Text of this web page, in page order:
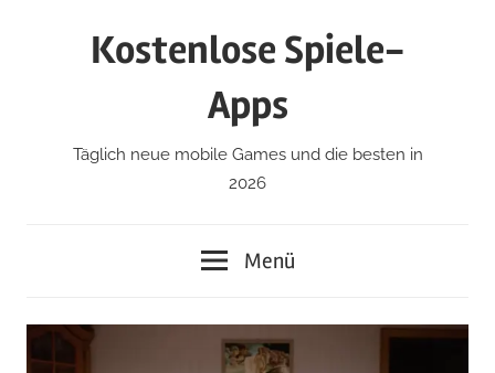
Kostenlose Spiele-
Apps
Täglich neue mobile Games und die besten in
2026
Menü